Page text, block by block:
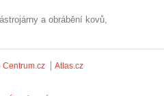
Nástrojárny a obrábění kovů
Centrum.cz Atlas.cz